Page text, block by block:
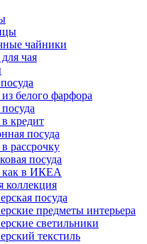
чайники
чая
белого фарфора
кредит
посуда
рассрочку
посуда
как в ИКЕА
коллекция
посуда
предметы интерьера
светильники
текстиль